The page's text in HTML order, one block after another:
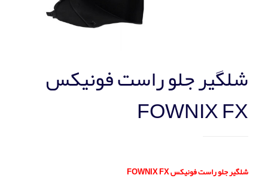
شلگیر جلو راست فونیکس
FOWNIX FX
شلگیر جلو راست فونیکس FOWNIX FX